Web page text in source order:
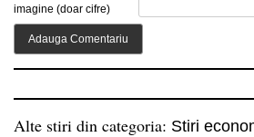
imagine (doar cifre)
Alte stiri din categoria: Stiri